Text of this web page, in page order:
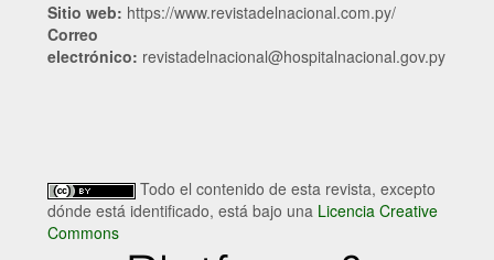
Sitio web: https://www.revistadelnacional.com.py/
Correo
electrónico: revistadelnacional@hospitalnacional.gov.py
Todo el contenido de esta revista, excepto
dónde está identificado, está bajo una Licencia Creative
Commons